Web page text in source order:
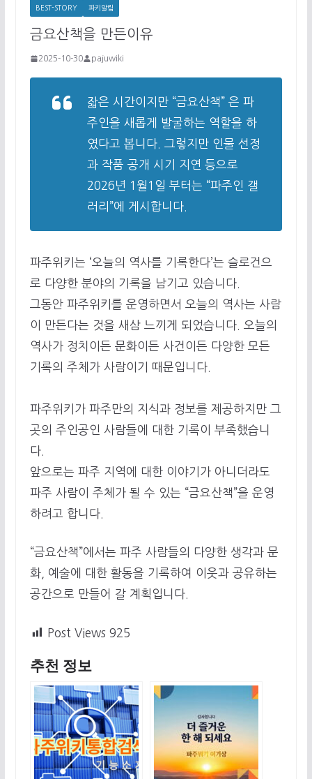
BEST-STORY 파키알림
금요산책을 만든이유
2025-10-30 pajuwiki
잛은 시간이지만 “금요산책” 은 파
주인을 새롭게 발굴하는 역할을 하
였다고 봅니다. 그렇지만 인물 선정
과 작품 공개 시기 지연 등으로
2026년 1월1일 부터는 “파주인 갤
러리”에 게시합니다.
파주위키는 ‘오늘의 역사를 기록한다’는 슬로건으
로 다양한 분야의 기록을 남기고 있습니다.
그동안 파주위키를 운영하면서 오늘의 역사는 사람
이 만든다는 것을 새삼 느끼게 되었습니다. 오늘의
역사가 정치이든 문화이든 사건이든 다양한 모든
기록의 주체가 사람이기 때문입니다.
파주위키가 파주만의 지식과 정보를 제공하지만 그
곳의 주인공인 사람들에 대한 기록이 부족했습니
다.
앞으로는 파주 지역에 대한 이야기가 아니더라도
파주 사람이 주체가 될 수 있는 “금요산책”을 운영
하려고 합니다.
“금요산책”에서는 파주 사람들의 다양한 생각과 문
화, 예술에 대한 활동을 기록하여 이웃과 공유하는
공간으로 만들어 갈 계획입니다.
Post Views 925
추천 정보